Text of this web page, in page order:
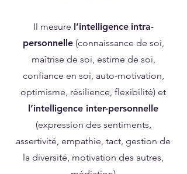
Il mesure l’intelligence intra-
personnelle(connaissance de soi,
maîtrise de soi, estime de soi,
confiance en soi, auto-motivation,
optimisme, résilience, flexibilité) et
l’intelligence inter-personnelle
(expression des sentiments,
assertivité, empathie, tact, gestion de
la diversité, motivation des autres,